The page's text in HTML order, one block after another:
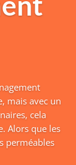
mais avec un
cela
Alors que les
perméables